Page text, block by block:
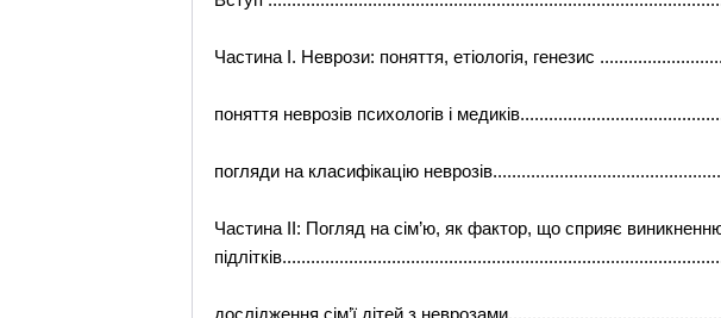
Частина І. Неврози: поняття, етіологія, генезис
поняття неврозів психологів і
погляди на класифікацію
Частина ІІ: Погляд на сім’ю, як фактор, що сприяє
дослідження сім’ї дітей з